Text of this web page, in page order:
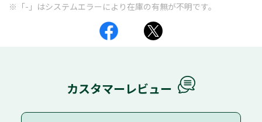
※「-」はシステムエラーにより在庫の有無が不明です。
カスタマーレビュー